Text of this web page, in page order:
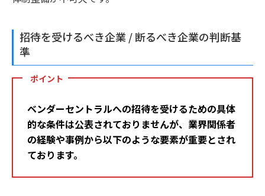
招待を受けるべき企業 / 断るべき企業の判断基
準
ポイント
ベンダーセントラルへの招待を受けるための具体
的な条件は公表されておりませんが、業界関係者
の経験や事例から以下のような要素が重要とされ
ております。